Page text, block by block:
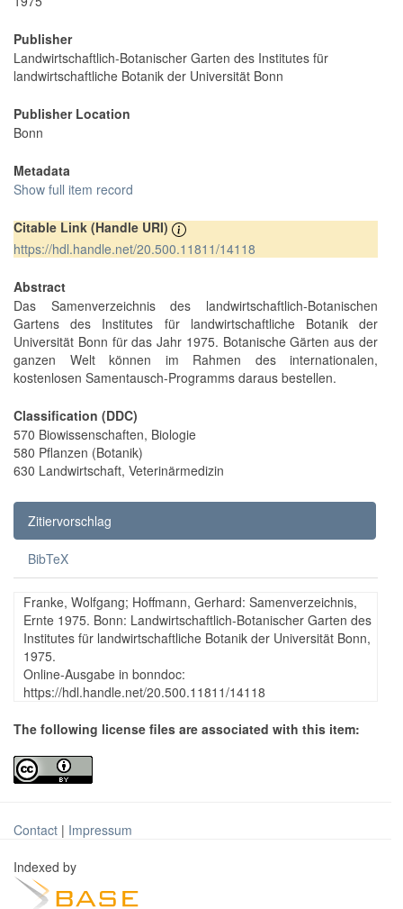
Publisher
Landwirtschaftlich-Botanischer Garten des Institutes für
landwirtschaftliche Botanik der Universität Bonn
Publisher Location
Bonn
Metadata
Show full item record
Citable Link (Handle URI)
https://hdl.handle.net/20.500.11811/14118
Abstract
Das Samenverzeichnis des landwirtschaftlich-Botanischen
Gartens des Institutes für landwirtschaftliche Botanik der
Universität Bonn für das Jahr 1975. Botanische Gärten aus der
ganzen Welt können im Rahmen des internationalen,
kostenlosen Samentausch-Programms daraus bestellen.
Classification (DDC)
570 Biowissenschaften, Biologie
580 Pflanzen (Botanik)
630 Landwirtschaft, Veterinärmedizin
Zitiervorschlag
BibTeX
Franke, Wolfgang; Hoffmann, Gerhard: Samenverzeichnis,
Ernte 1975. Bonn: Landwirtschaftlich-Botanischer Garten des
Institutes für landwirtschaftliche Botanik der Universität Bonn,
1975.
Online-Ausgabe in bonndoc:
https://hdl.handle.net/20.500.11811/14118
The following license files are associated with this item:
Contact | Impressum
Indexed by